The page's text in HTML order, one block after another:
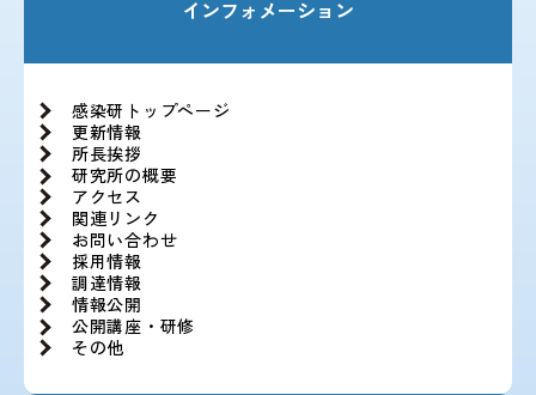
インフォメーション
感染研トップページ
更新情報
所長挨拶
研究所の概要
アクセス
関連リンク
お問い合わせ
採用情報
調達情報
情報公開
公開講座・研修
その他